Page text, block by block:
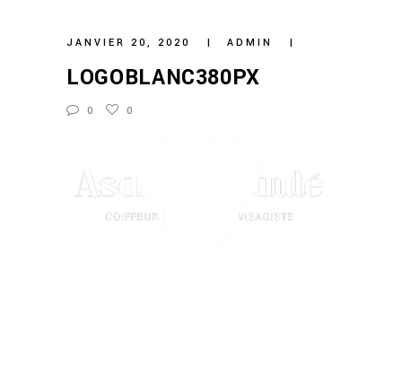
JANVIER 20, 2020 ADMIN
LOGOBLANC380PX
0 0